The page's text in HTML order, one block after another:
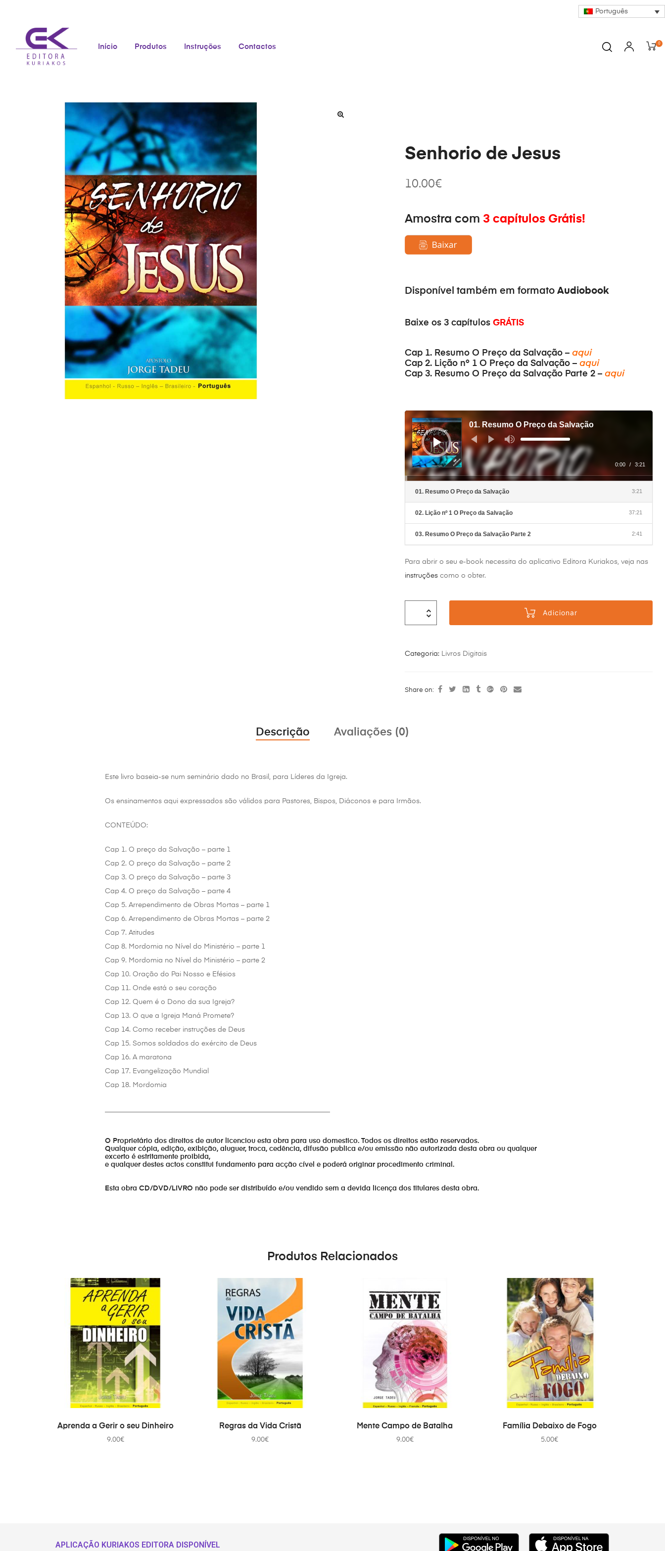
Português
Início Produtos Instruções Contactos 0
Senhorio de Jesus
10.00€
Amostra com 3 capítulos Grátis!
Disponível também em formato Audiobook
Baixe os 3 capítulos GRÁTIS
Cap 1. Resumo O Preço da Salvação – aqui
Cap 2. Lição nº 1 O Preço da Salvação – aqui
Cap 3. Resumo O Preço da Salvação Parte 2 – aqui
Reprodutor
áudio
01. Resumo O Preço da Salvação
Use
as
setas
cima/baixo
para
aumentar
ou
diminuir
0:00 / 3:21
01. Resumo O Preço da Salvação 3:21
02. Lição nº 1 O Preço da Salvação 37:21
03. Resumo O Preço da Salvação Parte 2 2:41
Para abrir o seu e-book necessita do aplicativo Editora Kuriakos, veja nas
instruçõescomo o obter.
Adicionar
Categoria: Livros Digitais
Share on:
Descrição Avaliações (0)
Este livro baseia-se num seminário dado no Brasil, para Líderes da Igreja.
Os ensinamentos aqui expressados são válidos para Pastores, Bispos, Diáconos e para Irmãos.
CONTEÚDO:
Cap 1. O preço da Salvação – parte 1
Cap 2. O preço da Salvação – parte 2
Cap 3. O preço da Salvação – parte 3
Cap 4. O preço da Salvação – parte 4
Cap 5. Arrependimento de Obras Mortas – parte 1
Cap 6. Arrependimento de Obras Mortas – parte 2
Cap 7. Atitudes
Cap 8. Mordomia no Nível do Ministério – parte 1
Cap 9. Mordomia no Nível do Ministério – parte 2
Cap 10. Oração do Pai Nosso e Efésios
Cap 11. Onde está o seu coração
Cap 12. Quem é o Dono da sua Igreja?
Cap 13. O que a Igreja Maná Promete?
Cap 14. Como receber instruções de Deus
Cap 15. Somos soldados do exército de Deus
Cap 16. A maratona
Cap 17. Evangelização Mundial
Cap 18. Mordomia
O Proprietário dos direitos de autor licenciou esta obra para uso domestico. Todos os direitos estão reservados.
Qualquer cópia, edição, exibição, aluguer, troca, cedência, difusão publica e/ou emissão não autorizada desta obra ou qualquer
excerto é estritamente proibida,
e qualquer destes actos constitui fundamento para acção cível e poderá originar procedimento criminal.
Esta obra CD/DVD/LIVRO não pode ser distribuído e/ou vendido sem a devida licença dos titulares desta obra.
Produtos Relacionados
ADICIONAR
Aprenda a Gerir o seu Dinheiro
9.00€
ADICIONAR
Regras da Vida Cristã
9.00€
ADICIONAR
Mente Campo de Batalha
9.00€
ADICIONAR
Família Debaixo de Fogo
5.00€
APLICAÇÃO KURIAKOS EDITORA DISPONÍVEL